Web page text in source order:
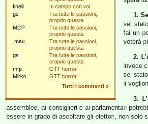
finelli
In campo con voi
gs
Tra tutte le passioni,
proprio questa
MCP
Tra tutte le passioni,
proprio questa
.mau.
Tra tutte le passioni,
proprio questa
gs
Tra tutte le passioni,
proprio questa
mfp
GTT horror
Mirko
GTT horror
Tutti i commenti »
1.
sei
fai un
voterà
2.
invece
sei
li
3.
assemblee, ai consiglieri e ai parlamentari
essere in grado di ascoltare gli elettori, non solo